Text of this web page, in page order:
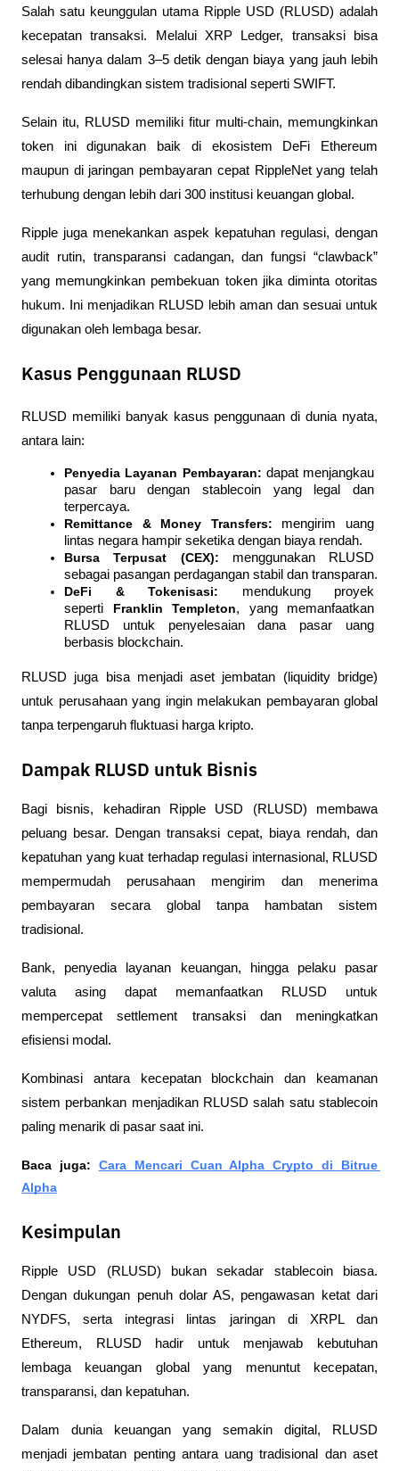
Salah satu keunggulan utama Ripple USD (RLUSD) adalah
kecepatan transaksi. Melalui XRP Ledger, transaksi bisa
selesai hanya dalam 3–5 detik dengan biaya yang jauh lebih
rendah dibandingkan sistem tradisional seperti SWIFT.
Selain itu, RLUSD memiliki fitur multi-chain, memungkinkan
token ini digunakan baik di ekosistem DeFi Ethereum
maupun di jaringan pembayaran cepat RippleNet yang telah
terhubung dengan lebih dari 300 institusi keuangan global.
Ripple juga menekankan aspek kepatuhan regulasi, dengan
audit rutin, transparansi cadangan, dan fungsi “clawback”
yang memungkinkan pembekuan token jika diminta otoritas
hukum. Ini menjadikan RLUSD lebih aman dan sesuai untuk
digunakan oleh lembaga besar.
Kasus Penggunaan RLUSD
RLUSD memiliki banyak kasus penggunaan di dunia nyata,
antara lain:
Penyedia Layanan Pembayaran: dapat menjangkau
pasar baru dengan stablecoin yang legal dan
terpercaya.
Remittance & Money Transfers: mengirim uang
lintas negara hampir seketika dengan biaya rendah.
Bursa Terpusat (CEX): menggunakan RLUSD
sebagai pasangan perdagangan stabil dan transparan.
DeFi & Tokenisasi: mendukung proyek
seperti Franklin Templeton, yang memanfaatkan
RLUSD untuk penyelesaian dana pasar uang
berbasis blockchain.
RLUSD juga bisa menjadi aset jembatan (liquidity bridge)
untuk perusahaan yang ingin melakukan pembayaran global
tanpa terpengaruh fluktuasi harga kripto.
Dampak RLUSD untuk Bisnis
Bagi bisnis, kehadiran Ripple USD (RLUSD) membawa
peluang besar. Dengan transaksi cepat, biaya rendah, dan
kepatuhan yang kuat terhadap regulasi internasional, RLUSD
mempermudah perusahaan mengirim dan menerima
pembayaran secara global tanpa hambatan sistem
tradisional.
Bank, penyedia layanan keuangan, hingga pelaku pasar
valuta asing dapat memanfaatkan RLUSD untuk
mempercepat settlement transaksi dan meningkatkan
efisiensi modal.
Kombinasi antara kecepatan blockchain dan keamanan
sistem perbankan menjadikan RLUSD salah satu stablecoin
paling menarik di pasar saat ini.
Baca juga: Cara Mencari Cuan Alpha Crypto di Bitrue
Alpha
Kesimpulan
Ripple USD (RLUSD) bukan sekadar stablecoin biasa.
Dengan dukungan penuh dolar AS, pengawasan ketat dari
NYDFS, serta integrasi lintas jaringan di XRPL dan
Ethereum, RLUSD hadir untuk menjawab kebutuhan
lembaga keuangan global yang menuntut kecepatan,
transparansi, dan kepatuhan.
Dalam dunia keuangan yang semakin digital, RLUSD
menjadi jembatan penting antara uang tradisional dan aset